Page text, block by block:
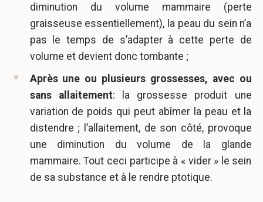
diminution du volume mammaire (perte
graisseuse essentiellement), la peau du sein n’a
pas le temps de s’adapter à cette perte de
volume et devient donc tombante ;
Après une ou plusieurs grossesses, avec ou
sans allaitement: la grossesse produit une
variation de poids qui peut abîmer la peau et la
distendre ; l’allaitement, de son côté, provoque
une diminution du volume de la glande
mammaire. Tout ceci participe à « vider » le sein
de sa substance et à le rendre ptotique.